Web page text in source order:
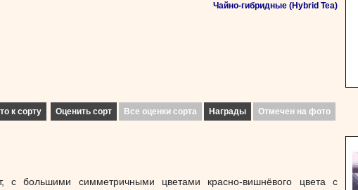
Чайно-гибридные (Hybrid Tea)
к сорту Оценить сорт Все оценки сорта Награды Отмечен на фото
с большими симметричными цветами красно-вишнёвого цвета с